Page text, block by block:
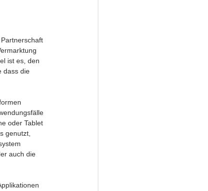
ist es, den
dass die
oder Tablet
genutzt,
auch die